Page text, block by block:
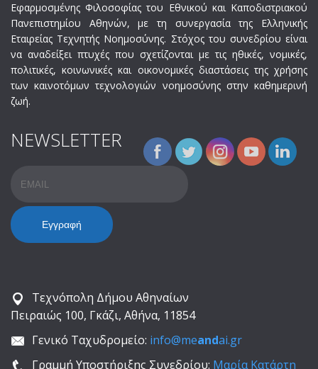
Εφαρμοσμένης Φιλοσοφίας του Εθνικού και Καποδιστριακού
Πανεπιστημίου Αθηνών, με τη συνεργασία της Ελληνικής
Εταιρείας Τεχνητής Νοημοσύνης. Στόχος του συνεδρίου είναι
να αναδείξει πτυχές που σχετίζονται με τις ηθικές, νομικές,
πολιτικές, κοινωνικές και οικονομικές διαστάσεις της χρήσης
των καινοτόμων τεχνολογιών νοημοσύνης στην καθημερινή
ζωή.
NEWSLETTER
Τεχνόπολη Δήμου Αθηναίων
Πειραιώς 100, Γκάζι, Αθήνα, 11854
Γενικό Ταχυδρομείο: info@meandai.gr
Γραμμή Υποστήριξης Συνεδρίου: Μαρία Κατάρτη